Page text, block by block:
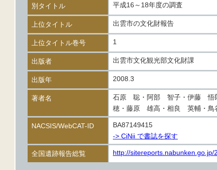
別タイトル 平成16～18年度の調査
上位タイトル 出雲市の文化財報告
上位タイトル巻号 1
出版者 出雲市文化観光部文化財課
出版年 2008.3
著者名
石原 聡・阿部 智子・伊藤 悟
穂・藤原 雄高・相良 英輔・
NACSIS/WebCAT-ID
BA87149415
-> CiNii で書誌を探す
全国遺跡報告総覧 http://sitereports.nabunken.go.jp/